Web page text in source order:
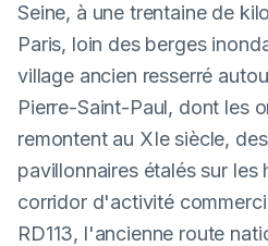
Seine, à une trentaine de
Paris, loin des berges
village ancien resserré
Pierre-Saint-Paul, dont les
remontent au XIe siècle,
pavillonnaires étalés sur les
corridor d'activité
RD113, l'ancienne route